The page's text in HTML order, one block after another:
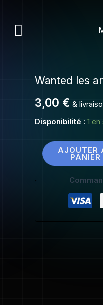
Rechercher
Wanted les
3,00 € &
Disponibilité : 1
quantité
Wanted
les
destin
AJOUTER
PANIER